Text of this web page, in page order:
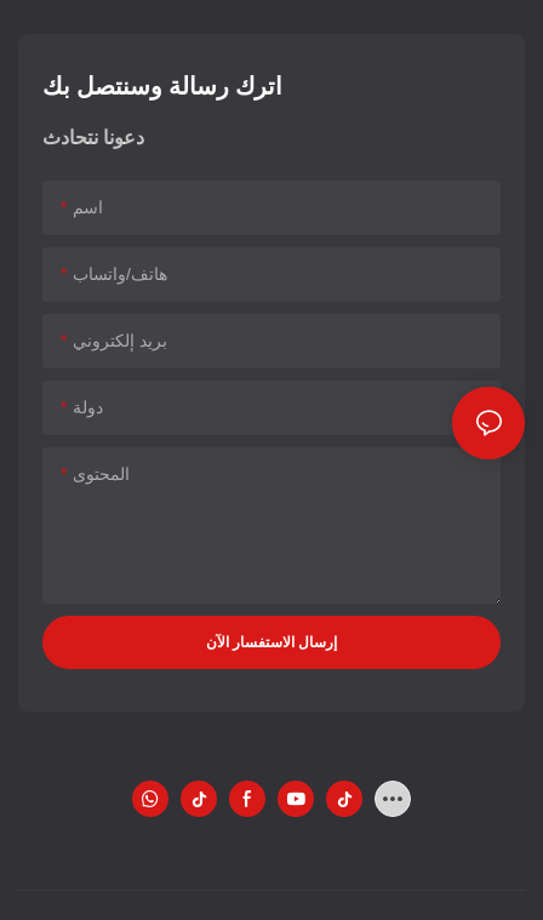
اترك رسالة وسنتصل بك
دعونا نتحادث
اسم
هاتف/واتساب
بريد إلكتروني
دولة
المحتوى
إرسال الاستفسار الآن